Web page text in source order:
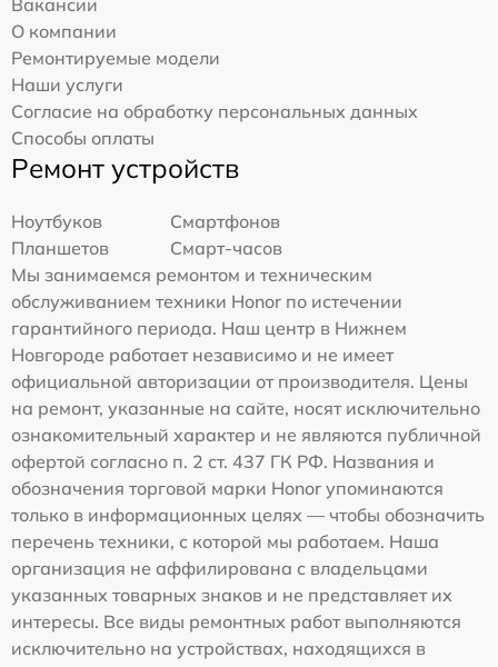
Вакансии
О компании
Ремонтируемые модели
Наши услуги
Согласие на обработку персональных данных
Способы оплаты
Ремонт устройств
Ноутбуков
Смартфонов
Планшетов
Смарт-часов
Мы занимаемся ремонтом и техническим
обслуживанием техники Honor по истечении
гарантийного периода. Наш центр в Нижнем
Новгороде работает независимо и не имеет
официальной авторизации от производителя. Цены
на ремонт, указанные на сайте, носят исключительно
ознакомительный характер и не являются публичной
офертой согласно п. 2 ст. 437 ГК РФ. Названия и
обозначения торговой марки Honor упоминаются
только в информационных целях — чтобы обозначить
перечень техники, с которой мы работаем. Наша
организация не аффилирована с владельцами
указанных товарных знаков и не представляет их
интересы. Все виды ремонтных работ выполняются
исключительно на устройствах, находящихся в